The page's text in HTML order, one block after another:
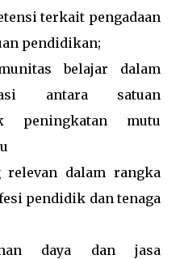
terkait pengadaan
pendidikan;
belajar dalam
antara satuan
peningkatan mutu
dalam rangka
pendidik dan tenaga
daya dan jasa